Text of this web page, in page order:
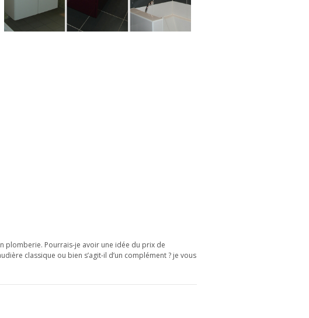
plomberie. Pourrais-je avoir une idée du prix de
classique ou bien s’agit-il d’un complément ? je vous